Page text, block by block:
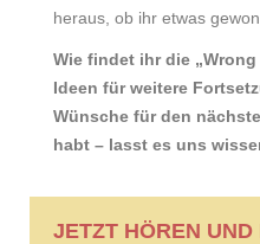
heraus, ob ihr etwas
Wie findet ihr die
Ideen für weitere
Wünsche für den
habt – lasst es uns
JETZT HÖREN